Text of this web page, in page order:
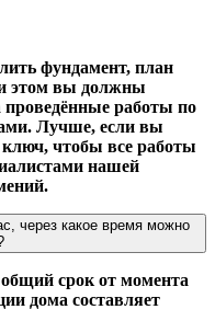
фундамент, план
этом вы должны
проведённые работы по
Лучше, если вы
ключ, чтобы все работы
нашей
через какое время можно
срок от момента
дома составляет